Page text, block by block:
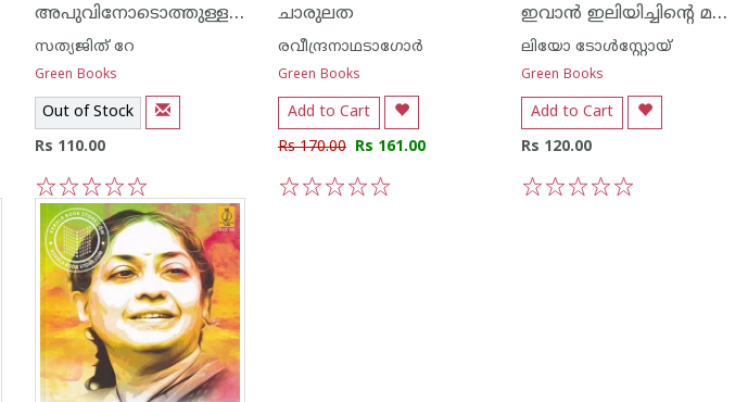
അപുവിനോടൊത്തുള്ള എന്റെ ദിനങ്ങള്‍
സത്യജിത് റേ
Green Books
Out of Stock
Rs 110.00
5
4
3
2
1
ചാരുലത
രവീന്ദ്രനാഥടാഗോര്‍
Green Books
Add to Cart
Rs 170.00 Rs 161.00
ഇവാ‌ന്‍ ഇലിയിച്ചിന്റെ മരണം
ലിയോ ടോള്‍സ്റ്റോയ്
Green Books
Add to Cart
Rs 120.00